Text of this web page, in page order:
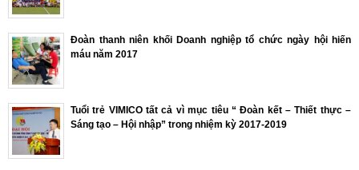
Đoàn thanh niên khối Doanh nghiệp tổ chức ngày hội hiến
máu năm 2017
Tuổi trẻ VIMICO tất cả vì mục tiêu “ Đoàn kết – Thiết thực –
Sáng tạo – Hội nhập” trong nhiệm kỳ 2017-2019